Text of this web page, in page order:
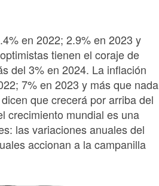
en 2022; 2.9% en 2023 y
tienen el coraje de
del 3% en 2024. La inflación
7% en 2023 y más que nada
que crecerá por arriba del
crecimiento mundial es una
las variaciones anuales del
accionan a la campanilla